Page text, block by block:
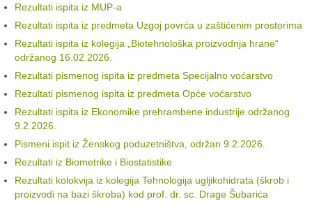
Rezultati ispita iz MUP-a
Rezultati ispita iz predmeta Uzgoj povrća u zaštićenim prostorima
Rezultati ispita iz kolegija „Biotehnološka proizvodnja hrane“
održanog 16.02.2026.
Rezultati pismenog ispita iz predmeta Specijalno voćarstvo
Rezultati pismenog ispita iz predmeta Opće voćarstvo
Rezultati ispita iz Ekonomike prehrambene industrije održanog
9.2.2026.
Pismeni ispit iz Ženskog poduzetništva, održan 9.2.2026.
Rezultati iz Biometrike i Biostatistike
Rezultati kolokvija iz kolegija Tehnologija ugljikohidrata (škrob i
proizvodi na bazi škroba) kod prof. dr. sc. Drage Šubarića